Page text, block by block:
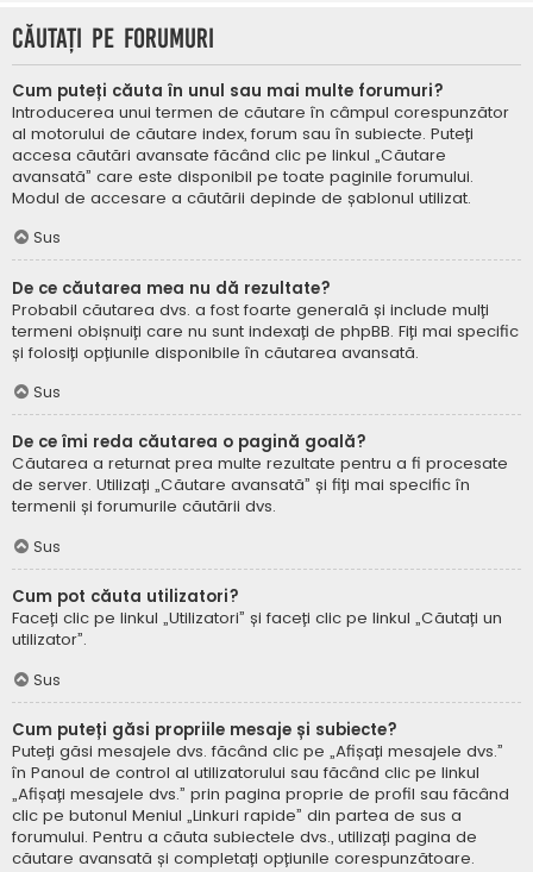
Căutați pe forumuri
Cum puteți căuta în unul sau mai multe forumuri?
Introducerea unui termen de căutare în câmpul corespunzător
al motorului de căutare index, forum sau în subiecte. Puteți
accesa căutări avansate făcând clic pe linkul „Căutare
avansată” care este disponibil pe toate paginile forumului.
Modul de accesare a căutării depinde de șablonul utilizat.
Sus
De ce căutarea mea nu dă rezultate?
Probabil căutarea dvs. a fost foarte generală și include mulți
termeni obișnuiți care nu sunt indexați de phpBB. Fiți mai specific
și folosiți opțiunile disponibile în căutarea avansată.
Sus
De ce îmi reda căutarea o pagină goală?
Căutarea a returnat prea multe rezultate pentru a fi procesate
de server. Utilizați „Căutare avansată” și fiți mai specific în
termenii și forumurile căutării dvs.
Sus
Cum pot căuta utilizatori?
Faceți clic pe linkul „Utilizatori” și faceți clic pe linkul „Căutați un
utilizator”.
Sus
Cum puteți găsi propriile mesaje și subiecte?
Puteți găsi mesajele dvs. făcând clic pe „Afișați mesajele dvs.”
în Panoul de control al utilizatorului sau făcând clic pe linkul
„Afișați mesajele dvs.” prin pagina proprie de profil sau făcând
clic pe butonul Meniul „Linkuri rapide” din partea de sus a
forumului. Pentru a căuta subiectele dvs., utilizați pagina de
căutare avansată și completați opțiunile corespunzătoare.